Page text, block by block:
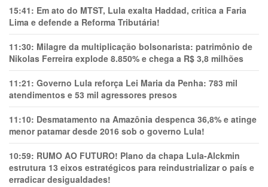
15:41: Em ato do MTST, Lula exalta Haddad, critica a Faria
Lima e defende a Reforma Tributária!
11:30: Milagre da multiplicação bolsonarista: patrimônio de
Nikolas Ferreira explode 8.850% e chega a R$ 3,8 milhões
11:21: Governo Lula reforça Lei Maria da Penha: 783 mil
atendimentos e 53 mil agressores presos
11:10: Desmatamento na Amazônia despenca 36,8% e atinge
menor patamar desde 2016 sob o governo Lula!
10:59: RUMO AO FUTURO! Plano da chapa Lula-Alckmin
estrutura 13 eixos estratégicos para reindustrializar o país e
erradicar desigualdades!